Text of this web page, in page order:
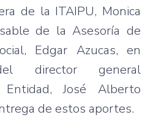
de la ITAIPU, Monica
de la Asesoría de
Edgar Azucas, en
director general
José Alberto
de estos aportes.